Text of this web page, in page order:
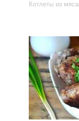
Котлеты из мяса